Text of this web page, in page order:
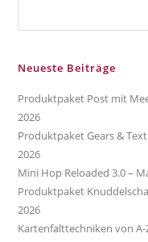
Neueste Beiträge
Produktpaket Post mit
2026
Produktpaket Gears &
2026
Mini Hop Reloaded 3.0 –
Produktpaket
2026
Kartenfalttechniken von A-